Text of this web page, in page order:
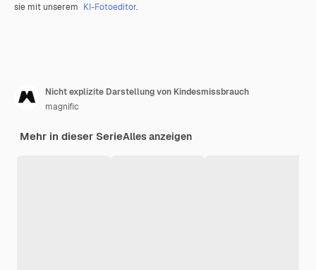
sie mit unserem KI-Fotoeditor.
Nicht explizite Darstellung von Kindesmissbrauch
magnific
Mehr in dieser SerieAlles anzeigen